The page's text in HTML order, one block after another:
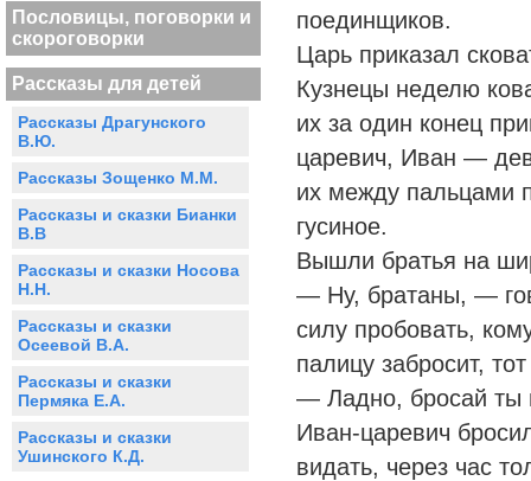
Пословицы, поговорки и
скороговорки
Рассказы для детей
Рассказы Драгунского
В.Ю.
Рассказы Зощенко М.М.
Рассказы и сказки Бианки
В.В
Рассказы и сказки Носова
Н.Н.
Рассказы и сказки
Осеевой В.А.
Рассказы и сказки
Пермяка Е.А.
Рассказы и сказки
Ушинского К.Д.
поединщиков.
Царь приказал
Кузнецы неделю
их за один конец
царевич, Иван —
их между пальцами
гусиное.
Вышли братья на
— Ну, братаны, —
силу пробовать,
палицу забросит,
— Ладно, бросай ты
Иван-царевич
видать, через час